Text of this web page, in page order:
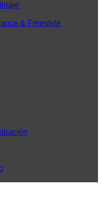
& Freestyle